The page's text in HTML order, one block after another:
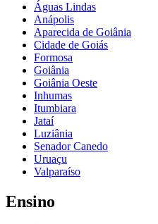
Águas Lindas
Anápolis
Aparecida de Goiânia
Cidade de Goiás
Formosa
Goiânia
Goiânia Oeste
Inhumas
Itumbiara
Jataí
Luziânia
Senador Canedo
Uruaçu
Valparaíso
Ensino